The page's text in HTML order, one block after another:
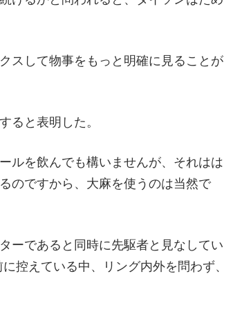
スして物事をもっと明確に見ることが
と表明した。
ルを飲んでも構いませんが、それはは
のですから、大麻を使うのは当然で
ーであると同時に先駆者と見なしてい
控えている中、リング内外を問わず、